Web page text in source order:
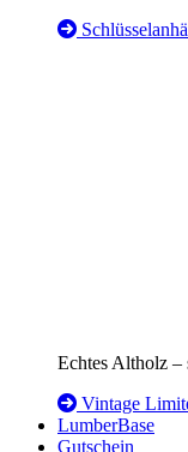
Echtes Altholz –
Vintage
LumberBase
Gutschein